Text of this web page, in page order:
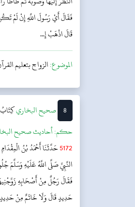
فَقَالَ أَيْ رَسُولَ اللَّهِ إِنْ لَمْ
قَالَ اذْهَبْ إِ...
الموضوع:الزواج بتعليم
8 ‌‌صحيح البخاري
حکم:أحاديث صحيح
5172حَدَّثَنَا أَحْمَدُ بْنُ
النَّبِيِّ صَلَّى اللَّهُ عَلَيْهِ وَسَلَّمَ
فَقَالَ رَجُلٌ مِنْ أَصْحَابِهِ
حَدِيدٍ قَالَ وَلَا خَاتَمٌ مِنْ